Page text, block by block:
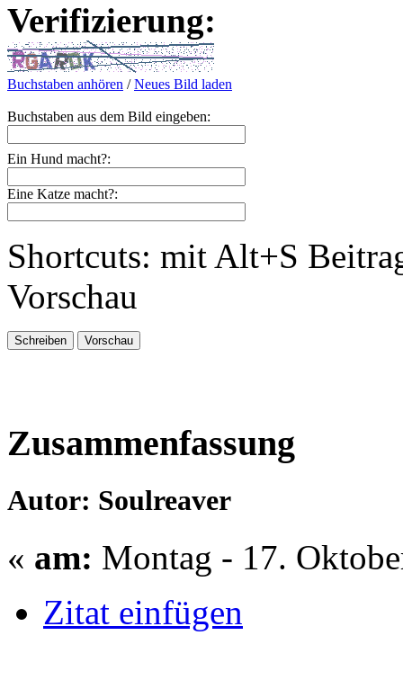
Verifizierung:
Buchstaben anhören /Neues Bild laden
Buchstaben aus dem Bild eingeben:
Ein Hund macht?:
Eine Katze macht?:
Shortcuts: mit Alt+S
Vorschau
Zusammenfassung
Autor: Soulreaver
« am: Montag - 17.
Zitat einfügen